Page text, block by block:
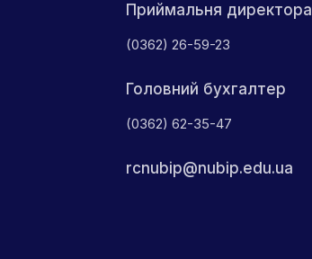
Приймальня директора
(0362) 26-59-23
Головний бухгалтер
(0362) 62-35-47
rcnubip@nubip.edu.ua